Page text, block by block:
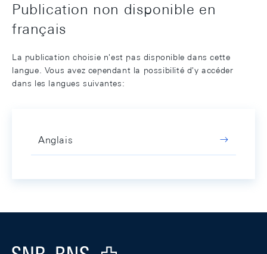
Publication non disponible en
français
La publication choisie n'est pas disponible dans cette
langue. Vous avez cependant la possibilité d'y accéder
dans les langues suivantes:
Anglais
Logo